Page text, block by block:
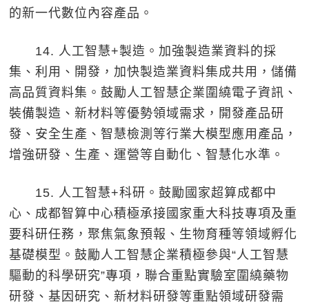
的新一代數位內容產品。
14. 人工智慧+製造。加強製造業資料的採
集、利用、開發，加快製造業資料集成共用，儲備
高品質資料集。鼓勵人工智慧企業圍繞電子資訊、
裝備製造、新材料等優勢領域需求，開發產品研
發、安全生產、智慧檢測等行業大模型應用產品，
增強研發、生產、運營等自動化、智慧化水準。
15. 人工智慧+科研。鼓勵國家超算成都中
心、成都智算中心積極承接國家重大科技專項及重
要科研任務，聚焦氣象預報、生物育種等領域孵化
基礎模型。鼓勵人工智慧企業積極參與“人工智慧
驅動的科學研究”專項，聯合重點實驗室圍繞藥物
研發、基因研究、新材料研發等重點領域研發需